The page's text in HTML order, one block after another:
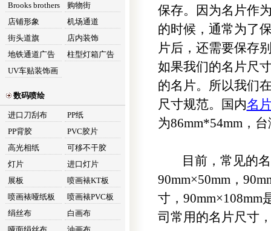
Brooks brothers
购物街
店铺形象
机场通道
街头道旗
店内装饰
地铁通道广告
柱型灯箱广告
UV车贴装饰画
数码喷绘
进口刀刮布
PP纸
PP背胶
PVC胶片
高光相纸
可移不干胶
灯片
进口灯片
展板
喷画裱KT板
喷画裱哑纸板
喷画裱PVC板
绢丝布
白画布
保存。因为名片作
的时候，通常为了
片后，还需要保存
如果我们的名片尺
的名片。所以我们
尺寸规范。国内名
为86mm*54mm，
目前，常见的名
90mm×50mm，
寸，90mm×108mm
司常用的名片尺寸